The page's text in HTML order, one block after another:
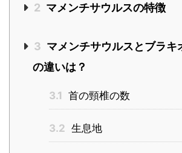
2 マメンチサウルスの特徴
3 マメンチサウルスとブラキ
の違いは？
3.1 首の頸椎の数
3.2 生息地